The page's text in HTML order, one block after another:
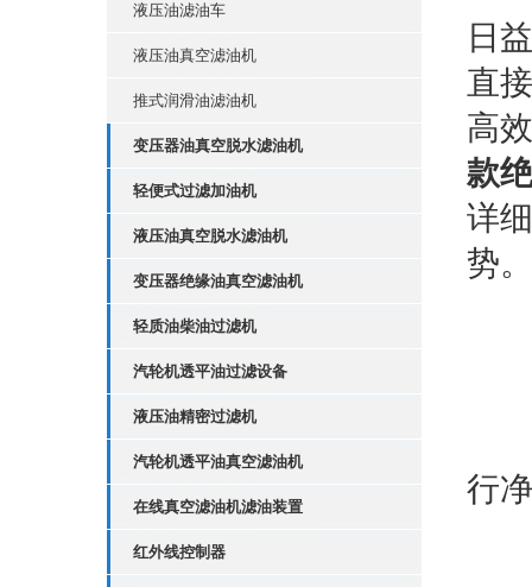
液压油滤油车
液压油真空滤油机
推式润滑油滤油机
变压器油真空脱水滤油机
轻便式过滤加油机
液压油真空脱水滤油机
变压器绝缘油真空滤油机
轻质油柴油过滤机
汽轮机透平油过滤设备
液压油精密过滤机
汽轮机透平油真空滤油机
在线真空滤油机滤油装置
红外线控制器
日
直
高
款
详
势。
行